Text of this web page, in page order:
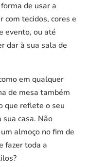
de usar a
com tecidos, cores e
evento, ou até
dar à sua sala de
em qualquer
de mesa também
que reflete o seu
casa. Não
almoço no fim de
fazer toda a